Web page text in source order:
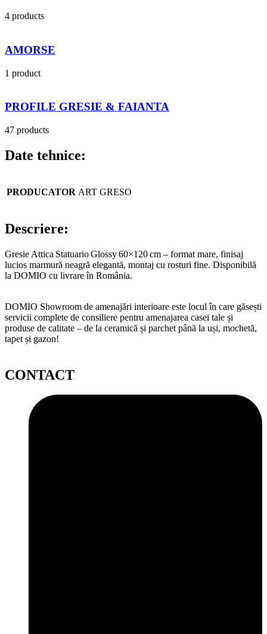
4 products
AMORSE
1 product
PROFILE GRESIE & FAIANTA
47 products
Date tehnice:
PRODUCATOR ART GRESO
Descriere:
Gresie Attica Statuario Glossy 60×120 cm – format mare, finisaj
lucios marmură neagră elegantă, montaj cu rosturi fine. Disponibilă
la DOMIO cu livrare în România.
DOMIO Showroom de amenajări interioare este locul în care găsești
servicii complete de consiliere pentru amenajarea casei tale și
produse de calitate – de la ceramică și parchet până la uși, mochetă,
tapet și gazon!
CONTACT